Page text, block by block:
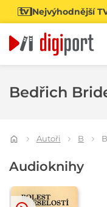
Nejvýhodnější
Bedřich
Autoři B
Audioknihy